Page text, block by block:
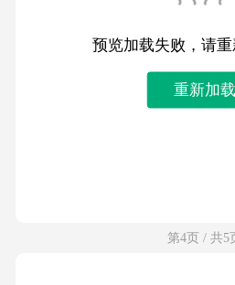
预览加载失败，请
重新加载
第4页 / 共5